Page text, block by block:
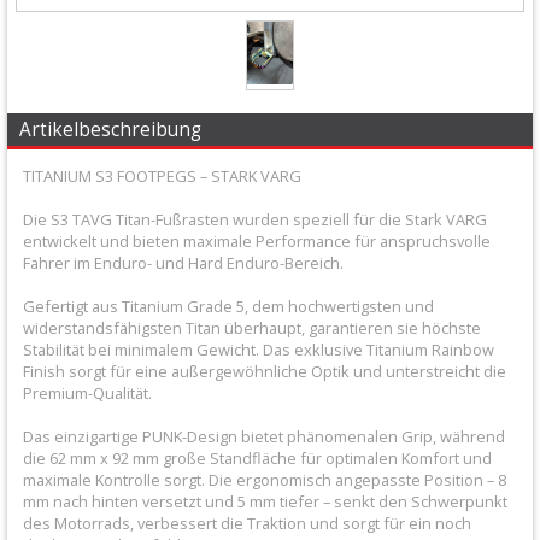
Schmierstoffe
Hebel
/
Armaturen
Kühlung
Protection
Lenker
Artikelbeschreibung
TITANIUM S3 FOOTPEGS – STARK VARG
Die S3 TAVG Titan-Fußrasten wurden speziell für die Stark VARG
entwickelt und bieten maximale Performance für anspruchsvolle
Fahrer im Enduro- und Hard Enduro-Bereich.
Gefertigt aus Titanium Grade 5, dem hochwertigsten und
widerstandsfähigsten Titan überhaupt, garantieren sie höchste
Stabilität bei minimalem Gewicht. Das exklusive Titanium Rainbow
Finish sorgt für eine außergewöhnliche Optik und unterstreicht die
Premium-Qualität.
Das einzigartige PUNK-Design bietet phänomenalen Grip, während
die 62 mm x 92 mm große Standfläche für optimalen Komfort und
maximale Kontrolle sorgt. Die ergonomisch angepasste Position – 8
mm nach hinten versetzt und 5 mm tiefer – senkt den Schwerpunkt
des Motorrads, verbessert die Traktion und sorgt für ein noch